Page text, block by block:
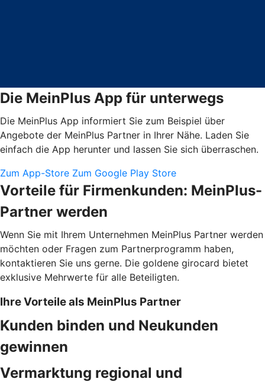
Die MeinPlus App für unterwegs
Die MeinPlus App informiert Sie zum Beispiel über
Angebote der MeinPlus Partner in Ihrer Nähe. Laden Sie
einfach die App herunter und lassen Sie sich überraschen.
Zum App-Store Zum Google Play Store
Vorteile für Firmenkunden: MeinPlus-
Partner werden
Wenn Sie mit Ihrem Unternehmen MeinPlus Partner werden
möchten oder Fragen zum Partnerprogramm haben,
kontaktieren Sie uns gerne. Die goldene girocard bietet
exklusive Mehrwerte für alle Beteiligten.
Ihre Vorteile als MeinPlus Partner
Kunden binden und Neukunden
gewinnen
Vermarktung regional und